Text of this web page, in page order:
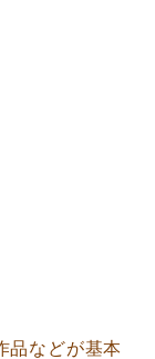
品などが基本